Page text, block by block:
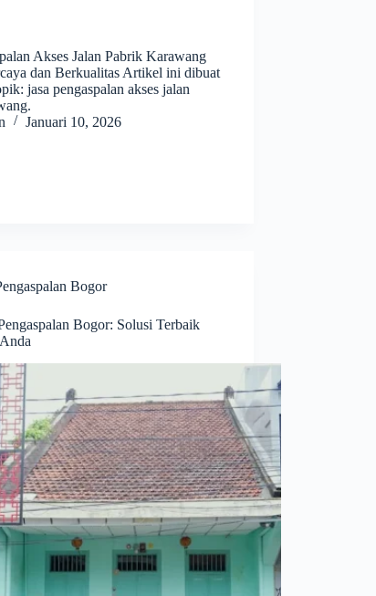
Akses Jalan Pabrik Karawang
dan Berkualitas Artikel ini dibuat
jasa pengaspalan akses jalan
Januari 10, 2026
Bogor
Bogor: Solusi Terbaik